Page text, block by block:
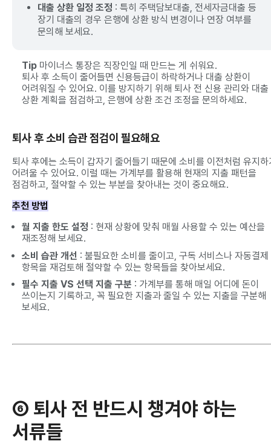
대출 상환 일정 조정 : 특히 주택담보대출, 전세자금대출 등
장기 대출의 경우 은행에 상환 방식 변경이나 연장 여부를
문의해 보세요.
Tip 마이너스 통장은 직장인일 때 만드는 게 쉬워요.
퇴사 후 소득이 줄어들면 신용등급이 하락하거나 대출 상환이
어려워질 수 있어요. 이를 방지하기 위해 퇴사 전 신용 관리와 대출
상환 계획을 점검하고, 은행에 상환 조건 조정을 문의하세요.
퇴사 후 소비 습관 점검이 필요해요
퇴사 후에는 소득이 갑자기 줄어들기 때문에 소비를 이전처럼 유지하
어려울 수 있어요. 이럴 때는 가계부를 활용해 현재의 지출 패턴을
점검하고, 절약할 수 있는 부분을 찾아내는 것이 중요해요.
추천 방법
월 지출 한도 설정 : 현재 상황에 맞춰 매월 사용할 수 있는 예산을
재조정해 보세요.
소비 습관 개선 : 불필요한 소비를 줄이고, 구독 서비스나 자동결제
항목을 재검토해 절약할 수 있는 항목들을 찾아보세요.
필수 지출 VS 선택 지출 구분 : 가계부를 통해 매일 어디에 돈이
쓰이는지 기록하고, 꼭 필요한 지출과 줄일 수 있는 지출을 구분해
보세요.
⑥ 퇴사 전 반드시 챙겨야 하는
서류들